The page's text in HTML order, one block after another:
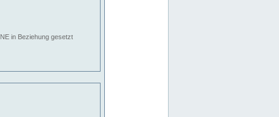
in Beziehung gesetzt